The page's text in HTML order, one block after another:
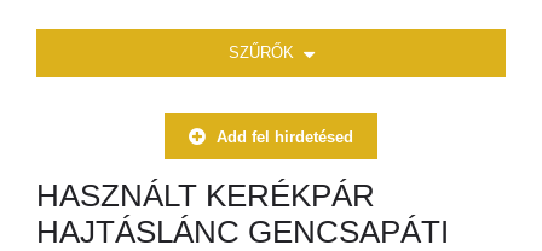
SZŰRŐK
Add fel hirdetésed
HASZNÁLT KERÉKPÁR
HAJTÁSLÁNC GENCSAPÁTI